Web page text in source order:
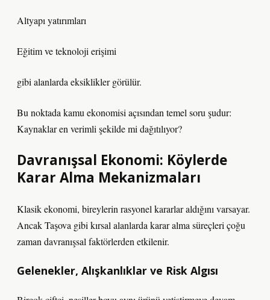
Altyapı yatırımları
Eğitim ve teknoloji erişimi
gibi alanlarda eksiklikler görülür.
Bu noktada kamu ekonomisi açısından temel soru şudur:
Kaynaklar en verimli şekilde mi dağıtılıyor?
Davranışsal Ekonomi: Köylerde
Karar Alma Mekanizmaları
Klasik ekonomi, bireylerin rasyonel kararlar aldığını varsayar.
Ancak Taşova gibi kırsal alanlarda karar alma süreçleri çoğu
zaman davranışsal faktörlerden etkilenir.
Gelenekler, Alışkanlıklar ve Risk Algısı